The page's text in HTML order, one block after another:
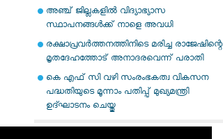
അഞ്ച് ജില്ലകളില്‍ വിദ്യാഭ്യാസ
സ്ഥാപനങ്ങള്‍ക്ക് നാളെ അവധി
രക്ഷാപ്രവര്‍ത്തനത്തിനിടെ മരിച്ച രാജേഷിന്റെ
മൃതദേഹത്തോട് അനാദരവെന്ന് പരാതി
കെ എഫ് സി വഴി സംരംഭകത്വ വികസന
പദ്ധതിയുടെ മൂന്നാം പതിപ്പ് മുഖ്യമന്ത്രി
ഉദ്ഘാടനം ചെയ്തു